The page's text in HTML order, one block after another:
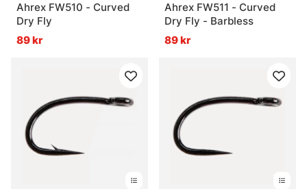
Ahrex FW510 - Curved
Dry Fly
89 kr
Ahrex FW511 - Curved
Dry Fly - Barbless
89 kr